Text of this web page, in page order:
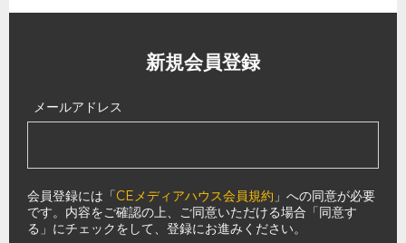
新規会員登録
メールアドレス
会員登録には「CEメディアハウス会員規約 」への同意が必要
です。内容をご確認の上、ご同意いただける場合「同意す
る」にチェックをして、登録にお進みください。